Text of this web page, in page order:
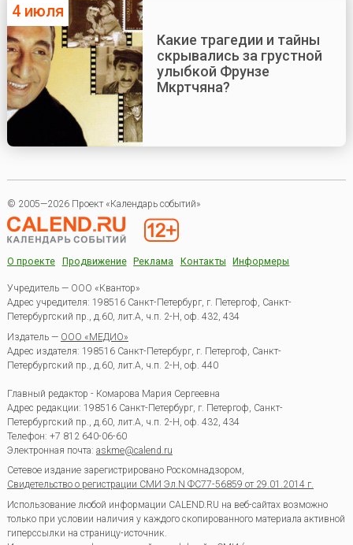
4 июля
Какие трагедии и тайны
скрывались за грустной
улыбкой Фрунзе
Мкртчяна?
© 2005—2026 Проект «Календарь событий»
О проекте Продвижение Реклама Контакты Информеры
Учредитель — ООО «Квантор»
Адрес учредителя: 198516 Санкт-Петербург, г. Петергоф, Санкт-
Петербургский пр., д.60, лит.А, ч.п. 2-Н, оф. 432, 434
Издатель — ООО «МЕДИО»
Адрес издателя: 198516 Санкт-Петербург, г. Петергоф, Санкт-
Петербургский пр., д.60, лит.А, ч.п. 2-Н, оф. 440
Главный редактор - Комарова Мария Сергеевна
Адрес редакции: 198516 Санкт-Петербург, г. Петергоф Санкт-
Петербургский пр., д.60, лит.А, ч.п. 2-Н, оф. 432, 434
Телефон: +7 812 640-06-60
Электронная почта: askme@calend.ru
Сетевое издание зарегистрировано Роскомнадзором,
Свидетельство о регистрации СМИ Эл.N ФС77-56859 от 29.01.2014 г.
Использование любой информации CALEND.RU на веб-сайтах возможно
только при условии наличия у каждого скопированного материала активной
гиперссылки на страницу-источник.